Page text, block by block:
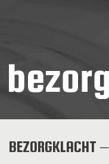
BEZORGKLACHT